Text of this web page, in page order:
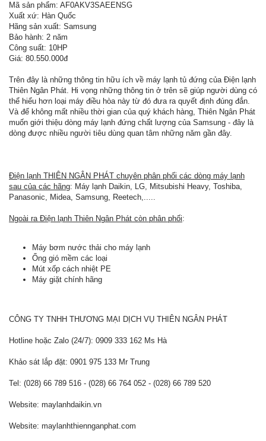
Mã sản phẩm: AF0AKV3SAEENSG
Xuất xứ: Hàn Quốc
Hãng sản xuất: Samsung
Bảo hành: 2 năm
Công suất: 10HP
Giá: 80.550.000đ
Trên đây là những thông tin hữu ích về máy lạnh tủ đứng của Điện lạnh
Thiên Ngân Phát. Hi vọng những thông tin ở trên sẽ giúp người dùng có
thể hiểu hơn loại máy điều hòa này từ đó đưa ra quyết định đúng đắn.
Và để không mất nhiều thời gian của quý khách hàng, Thiên Ngân Phát
muốn giới thiệu dòng máy lạnh đứng chất lượng của Samsung - đây là
dòng được nhiều người tiêu dùng quan tâm những năm gần đây.
Điện lạnh THIÊN NGÂN PHÁT chuyên phân phối các dòng máy lạnh
sau của các hãng: Máy lạnh Daikin, LG, Mitsubishi Heavy, Toshiba,
Panasonic, Midea, Samsung, Reetech,.....
Ngoài ra Điện lạnh Thiên Ngân Phát còn phân phối:
Máy bơm nước thải cho máy lạnh
Ống gió mềm các loại
Mút xốp cách nhiệt PE
Máy giặt chính hãng
CÔNG TY TNHH THƯƠNG MẠI DỊCH VỤ THIÊN NGÂN PHÁT
Hotline hoặc Zalo (24/7): 0909 333 162 Ms Hà
Khảo sát lắp đặt: 0901 975 133 Mr Trung
Tel: (028) 66 789 516 - (028) 66 764 052 - (028) 66 789 520
Website: maylanhdaikin.vn
Website: maylanhthiennganphat.com